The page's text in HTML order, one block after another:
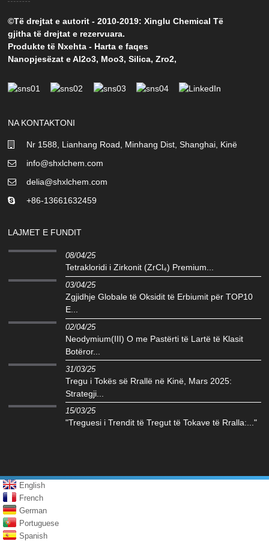
©Të drejtat e autorit - 2010-2019: Xinglu Chemical Të
gjitha të drejtat e rezervuara.
Produkte të Nxehta - Harta e faqes
Nanopjesëzat e Al2o3, Moo3,Silica,Zro2,
NA KONTAKTONI
Nr 1588, Lianhang Road, Minhang Dist, Shanghai, Kinë
info@shxlchem.com
delia@shxlchem.com
+86-13661632459
LAJMET E FUNDIT
08/04/25
Tetrakloridi i Zirkonit (ZrCl₄) Premium...
03/04/25
Zgjidhje Globale të Oksidit të Erbiumit për TOP10
E...
02/04/25
Neodymium(III) O me Pastërti të Lartë të Klasit
Botëror...
31/03/25
Tregu i Tokës së Rrallë në Kinë, Mars 2025:
Strategji...
15/03/25
"Treguesi i Trendit të Tregut të Tokave të Rralla:..."
English
French
German
Portuguese
Spanish